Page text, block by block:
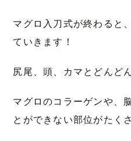
マグロ入刀式が終わると
ていきます！
尻尾、頭、カマとどんど
マグロのコラーゲンや、
とができない部位がたく